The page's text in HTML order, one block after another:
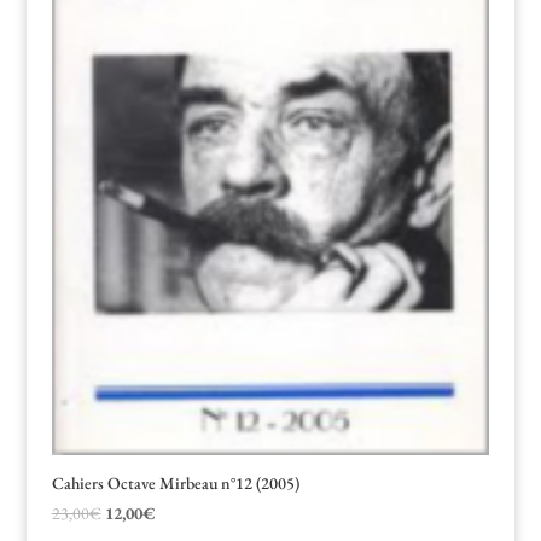
Cahiers Octave Mirbeau n°12 (2005)
23,00€ Le
12,00€Le